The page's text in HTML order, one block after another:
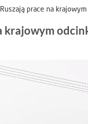
Ruszają prace na
krajowym